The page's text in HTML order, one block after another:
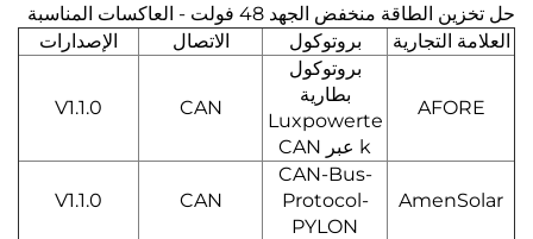
حل تخزين الطاقة منخفض الجهد 48 فولت - العاكسات المناسبة
العلامة التجارية
بروتوكول الاتصال الإصدارات
AFORE
بروتوكول
بطارية
Luxpowerte
k عبر CAN
CAN
V1.1.0
AmenSolar
CAN-Bus-
Protocol-
PYLON
CAN
V1.1.0